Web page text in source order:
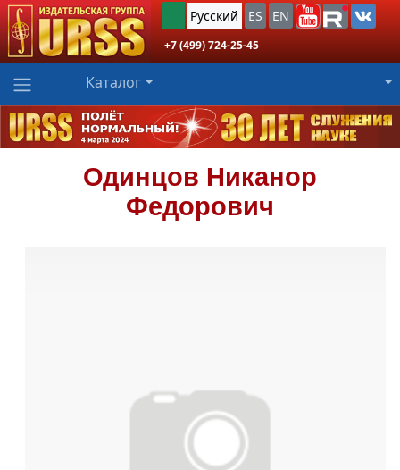
Русский ES EN
+7 (499) 724-25-45
Каталог
Одинцов Никанор
Федорович